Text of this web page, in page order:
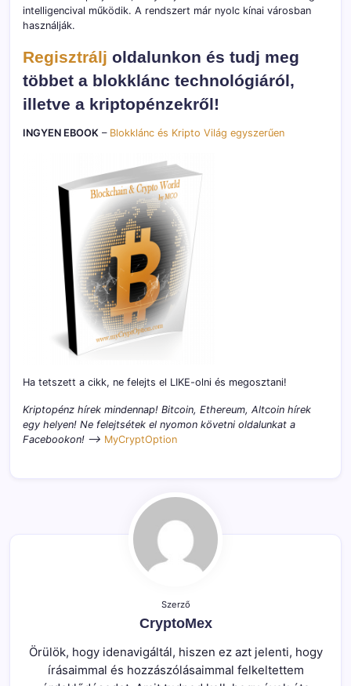
intelligencival működik. A rendszert már nyolc kínai városban
használják.
Regisztrálj oldalunkon és tudj meg
többet a blokklánc technológiáról,
illetve a kriptopénzekről!
INGYEN EBOOK – Blokklánc és Kripto Világ egyszerűen
Ha tetszett a cikk, ne felejts el LIKE-olni és megosztani!
Kriptopénz hírek mindennap! Bitcoin, Ethereum, Altcoin hírek
egy helyen! Ne felejtsétek el nyomon követni oldalunkat a
Facebookon! –> MyCryptOption
Szerző
CryptoMex
Örülök, hogy idenavigáltál, hiszen ez azt jelenti, hogy
írásaimmal és hozzászólásaimmal felkeltettem